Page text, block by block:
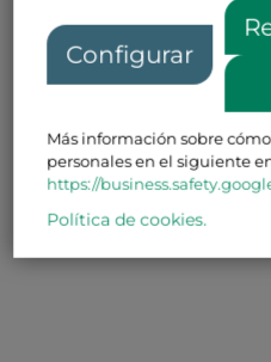
Configurar
Más información sobre
personales en el siguiente
https://
Política de cookies.